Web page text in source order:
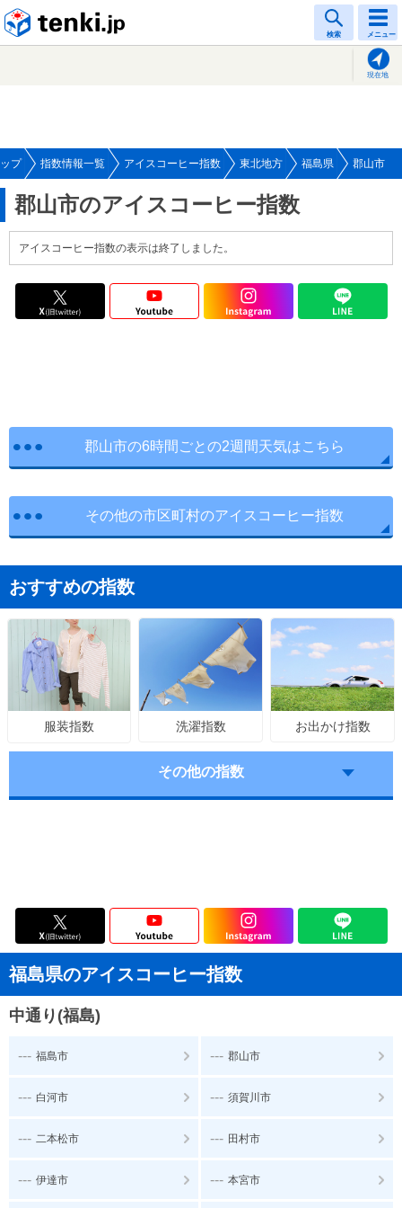
検索 メニュー
現在地
プ 指数情報一覧 アイスコーヒー指数 東北地方 福島県 郡山市
郡山市のアイスコーヒー指数
アイスコーヒー指数の表示は終了しました。
郡山市の6時間ごとの2週間天気はこちら
その他の市区町村のアイスコーヒー指数
おすすめの指数
服装指数 洗濯指数 お出かけ指数
その他の指数
福島県のアイスコーヒー指数
中通り(福島)
--- 福島市 --- 郡山市
--- 白河市 --- 須賀川市
--- 二本松市 --- 田村市
--- 伊達市 --- 本宮市